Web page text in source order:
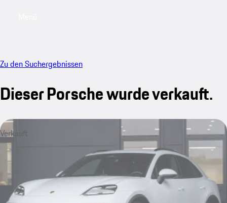
Zu den Suchergebnissen
Dieser Porsche wurde verkauft.
Verkauft